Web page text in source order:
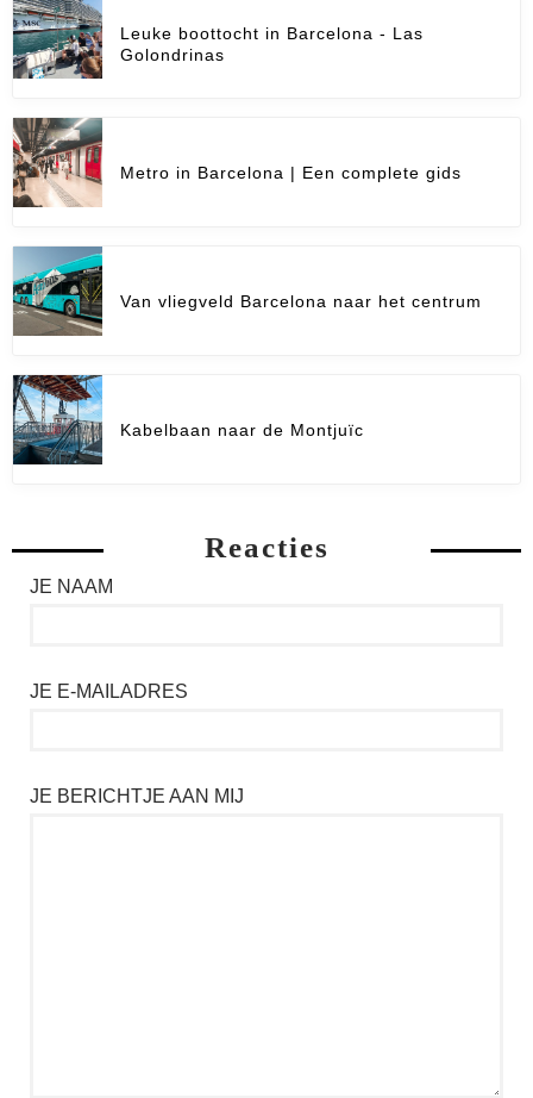
Leuke boottocht in Barcelona - Las
Golondrinas
Metro in Barcelona | Een complete gids
Van vliegveld Barcelona naar het centrum
Kabelbaan naar de Montjuïc
Reacties
JE NAAM
JE E-MAILADRES
JE BERICHTJE AAN MIJ